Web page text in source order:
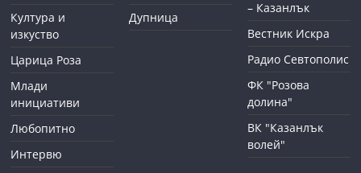
Култура и
изкуство
Царица Роза
Млади
инициативи
Любопитно
Интервю
Дупница
– Казанлък
Вестник Искра
Радио Севтополис
ФК "Розова
долина"
ВК "Казанлък
волей"